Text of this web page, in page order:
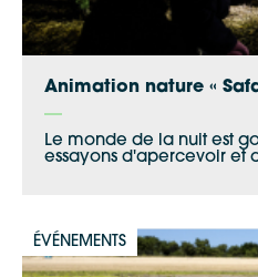
Animation nature «
Le monde de la nuit est
essayons d'apercevoir et
ÉVÉNEMENTS